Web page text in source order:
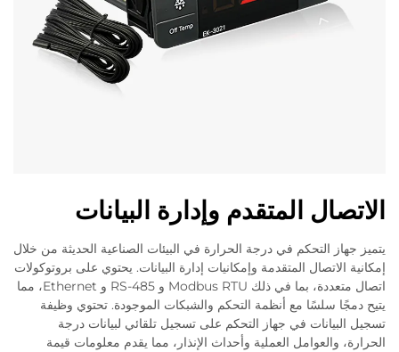
الاتصال المتقدم وإدارة البيانات
يتميز جهاز التحكم في درجة الحرارة في البيئات الصناعية الحديثة من خلال
إمكانية الاتصال المتقدمة وإمكانيات إدارة البيانات. يحتوي على بروتوكولات
اتصال متعددة، بما في ذلك Modbus RTU و RS-485 و Ethernet، مما
يتيح دمجًا سلسًا مع أنظمة التحكم والشبكات الموجودة. تحتوي وظيفة
تسجيل البيانات في جهاز التحكم على تسجيل تلقائي لبيانات درجة
الحرارة، والعوامل العملية وأحداث الإنذار، مما يقدم معلومات قيمة